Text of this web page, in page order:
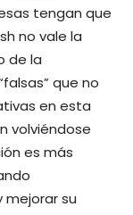
tengan que
no vale la
de la
que no
en esta
volviéndose
es más
su